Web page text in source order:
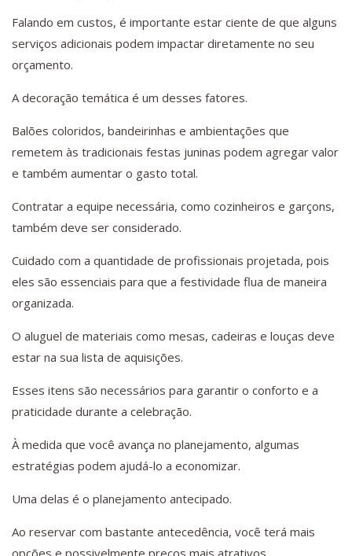
Falando em custos, é importante estar ciente de que alguns
serviços adicionais podem impactar diretamente no seu
orçamento.
A decoração temática é um desses fatores.
Balões coloridos, bandeirinhas e ambientações que
remetem às tradicionais festas juninas podem agregar valor
e também aumentar o gasto total.
Contratar a equipe necessária, como cozinheiros e garçons,
também deve ser considerado.
Cuidado com a quantidade de profissionais projetada, pois
eles são essenciais para que a festividade flua de maneira
organizada.
O aluguel de materiais como mesas, cadeiras e louças deve
estar na sua lista de aquisições.
Esses itens são necessários para garantir o conforto e a
praticidade durante a celebração.
À medida que você avança no planejamento, algumas
estratégias podem ajudá-lo a economizar.
Uma delas é o planejamento antecipado.
Ao reservar com bastante antecedência, você terá mais